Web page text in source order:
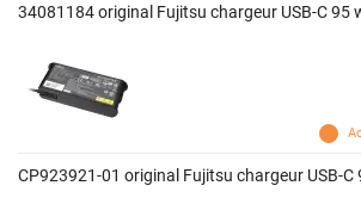
34081184 original Fujitsu chargeur USB-C 95
CP923921-01 original Fujitsu chargeur USB-